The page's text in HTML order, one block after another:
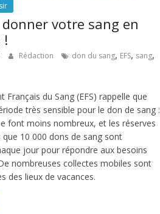
donner votre sang en
!
Rédaction don du sang, EFS, sang,
Français du Sang (EFS) rappelle que
très sensible pour le don de sang :
font moins nombreux, et les réserves
10 000 dons de sang sont
jour pour répondre aux besoins
nombreuses collectes mobiles sont
des lieux de vacances.